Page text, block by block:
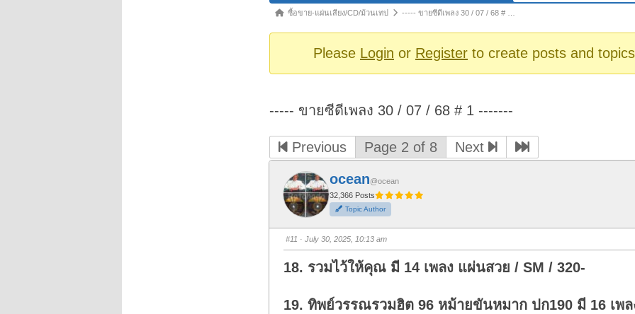
Forum
breadcrumbs
ซื้อขาย-แผ่นเสียง/CD/ม้วนเทป ----- ขายซีดีเพลง 30 / 07 / 68 # …
Please Login or Registerto create posts and
----- ขายซีดีเพลง 30 / 07 / 68 # 1 -------
Previous Page 2 of 8 Next
ocean@ocean
32,366 Posts
Topic Author
#11 · July 30, 2025, 10:13 am
18. รวมไว้ให้คุณ มี 14 เพลง แผ่นสวย / SM / 320-
19. ทิพย์วรรณรวมฮิต 96 หม้ายขันหมาก ปก190 มี 16 เพล